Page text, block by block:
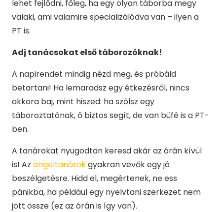
lehet fejlődni, főleg, ha egy olyan táborba megy
valaki, ami valamire specializálódva van – ilyen a
PT is.
Adj tanácsokat első táborozóknak!
A napirendet mindig nézd meg, és próbáld
betartani! Ha lemaradsz egy étkezésről, nincs
akkora baj, mint hiszed: ha szólsz egy
táboroztatónak, ő biztos segít, de van büfé is a PT-
ben.
A tanárokat nyugodtan keresd akár az órán kívül
is! Az angoltanárokgyakran vevők egy jó
beszélgetésre. Hidd el, megértenek, ne ess
pánikba, ha például egy nyelvtani szerkezet nem
jött össze (ez az órán is így van).